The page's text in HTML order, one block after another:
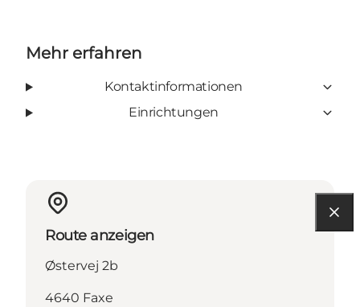
Mehr erfahren
Kontaktinformationen
Einrichtungen
Route anzeigen
Østervej 2b
4640 Faxe